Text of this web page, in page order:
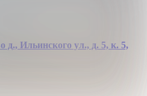
д., Ильинского ул., д. 5, к. 5,